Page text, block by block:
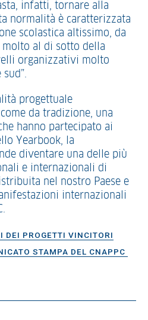
infatti, tornare alla
normalità è caratterizzata
scolastica altissimo, da
al di sotto della
organizzativi molto
progettuale
da tradizione, una
hanno partecipato ai
Yearbook, la
diventare una delle più
e internazionali di
nel nostro Paese e
internazionali
DEI PROGETTI VINCITORI
STAMPA DEL CNAPPC